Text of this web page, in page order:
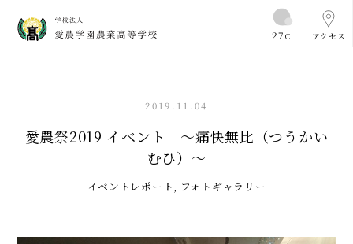
アクセス
27 C
2019.11.04
愛農祭2019 イベント 〜痛快無比（つうかい
むひ）〜
イベントレポート フォトギャラリー